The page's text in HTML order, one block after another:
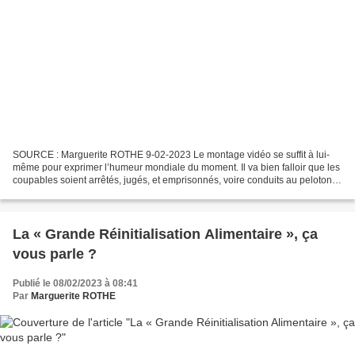
SOURCE : Marguerite ROTHE 9-02-2023 Le montage vidéo se suffit à lui-
même pour exprimer l’humeur mondiale du moment. Il va bien falloir que les
coupables soient arrêtés, jugés, et emprisonnés, voire conduits au peloton
La « Grande Réinitialisation Alimentaire », ça
vous parle ?
Publié le 08/02/2023 à 08:41
Par Marguerite ROTHE